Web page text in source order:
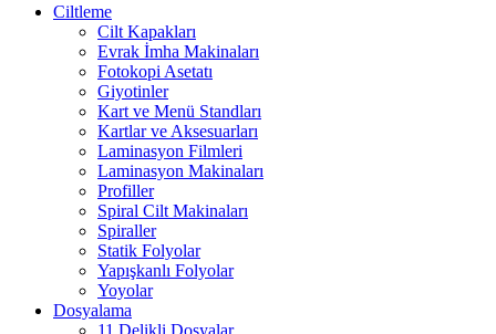
Ciltleme
Cilt Kapakları
Evrak İmha Makinaları
Fotokopi Asetatı
Giyotinler
Kart ve Menü Standları
Kartlar ve Aksesuarları
Laminasyon Filmleri
Laminasyon Makinaları
Profiller
Spiral Cilt Makinaları
Spiraller
Statik Folyolar
Yapışkanlı Folyolar
Yoyolar
Dosyalama
11 Delikli Dosyalar